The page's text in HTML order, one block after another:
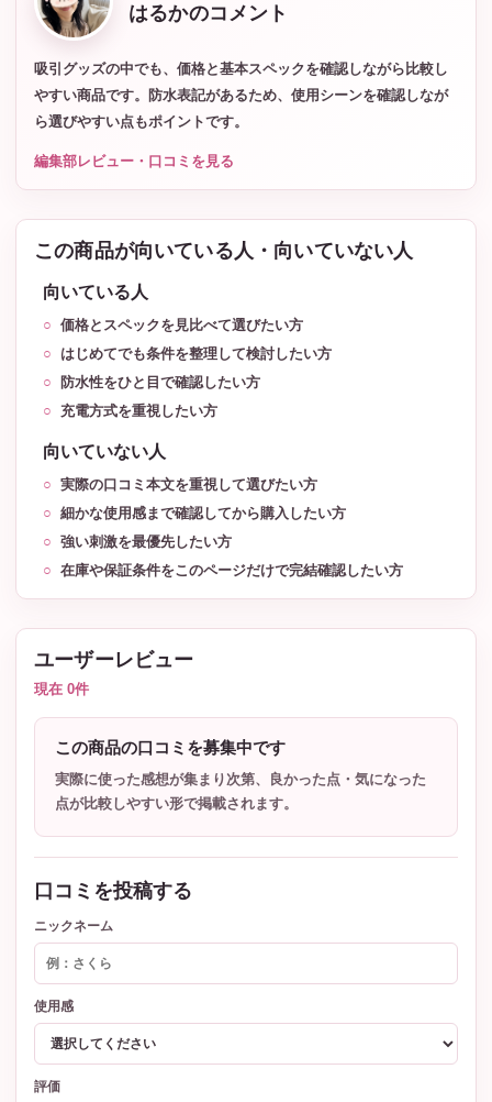
はるかのコメント
吸引グッズの中でも、価格と基本スペックを確認しながら比較し
やすい商品です。防水表記があるため、使用シーンを確認しなが
ら選びやすい点もポイントです。
編集部レビュー・口コミを見る
この商品が向いている人・向いていない人
向いている人
価格とスペックを見比べて選びたい方
はじめてでも条件を整理して検討したい方
防水性をひと目で確認したい方
充電方式を重視したい方
向いていない人
実際の口コミ本文を重視して選びたい方
細かな使用感まで確認してから購入したい方
強い刺激を最優先したい方
在庫や保証条件をこのページだけで完結確認したい方
ユーザーレビュー
現在 0件
この商品の口コミを募集中です
実際に使った感想が集まり次第、良かった点・気になった
点が比較しやすい形で掲載されます。
口コミを投稿する
ニックネーム
使用感
評価